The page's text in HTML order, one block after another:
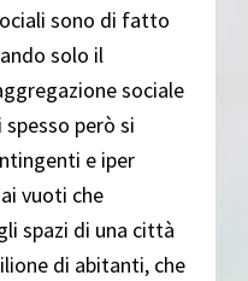
sono di fatto
solo il
sociale
però si
e iper
vuoti che
spazi di una città
di abitanti, che